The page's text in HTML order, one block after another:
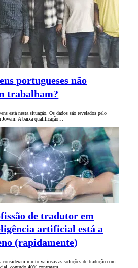
portugueses não
trabalham?
está nesta situação. Os dados são revelados pelo
Jovem. A baixa qualificação…
de tradutor em
artificial está a
(rapidamente)
consideram muito valiosas as soluções de tradução com